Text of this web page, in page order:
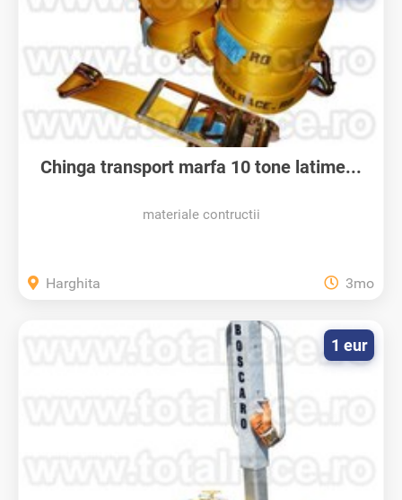
Chinga transport marfa 10 tone latime...
materiale contructii
Harghita 3mo
1 eur